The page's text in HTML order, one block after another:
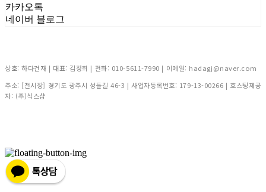
카카오톡
네이버 블로그
상호: 하다건재 | 대표: 김정희 | 전화: 010-5611-7990 | 이메일: hadagj@naver.com
주소: [전시장] 경기도 광주시 성들길 46-3 | 사업자등록번호: 179-13-00266 | 호스팅제공
자: (주)식스샵